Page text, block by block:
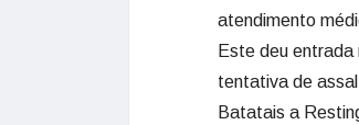
atendimento
Este deu entrada
tentativa de
Batatais a